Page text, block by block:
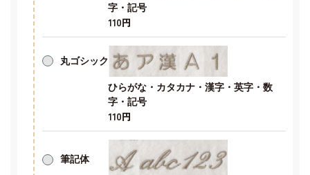
字・記号
110円
丸ゴシック
ひらがな・カタカナ・漢字・英字・数
字・記号
110円
筆記体